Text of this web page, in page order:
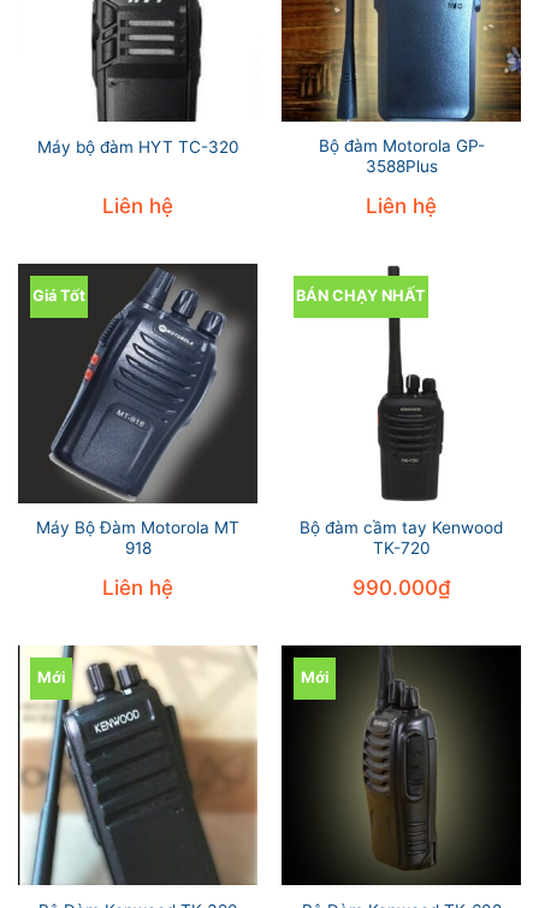
Máy bộ đàm HYT TC-320
Liên hệ
Bộ đàm Motorola GP-
3588Plus
Liên hệ
Giá Tốt
Máy Bộ Đàm Motorola MT
918
Liên hệ
BÁN CHẠY NHẤT
Bộ đàm cầm tay Kenwood
TK-720
990.000₫
Mới Mới